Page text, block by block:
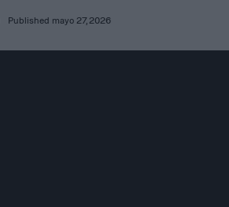
Published mayo 27, 2026